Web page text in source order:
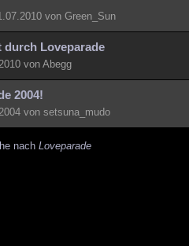
von Green_Sun
durch Loveparade
von Abegg
2004!
von setsuna_mudo
nach Loveparade